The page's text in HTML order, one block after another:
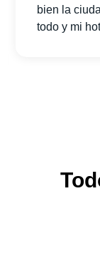
bien la
todo y mi